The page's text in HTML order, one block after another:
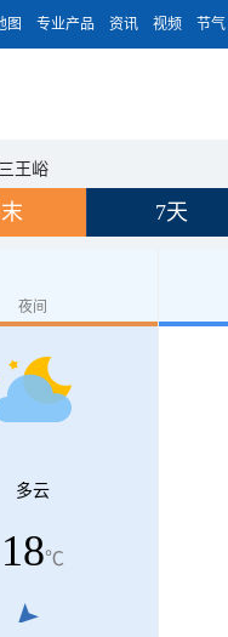
图 专业产品 资讯 视频 节气
三王峪
7天
夜间
多云
18℃